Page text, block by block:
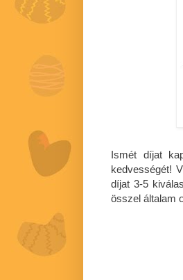
Ismét díjat
kedvességét!
díjat 3-5
összel általam